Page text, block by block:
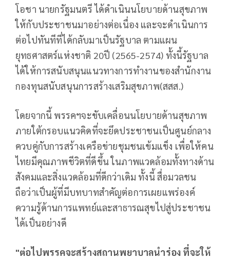
โอชา นายกรัฐมนตรี ได้ดำเนินนโยบายด้านสุขภาพ
ให้กับประชาชนมาอย่างต่อเนื่อง และจะดำเนินการ
ต่อไปทันทีที่ได้กลับมาเป็นรัฐบาล ตามแผน
ยุทธศาสตร์แห่งชาติ 20ปี (2565-2574) ทั้งนี้รัฐบาล
ได้ให้การสนับสนุนแนวทางการทำงานของสำนักงาน
กองทุนสนับสนุนการสร้างเสริมสุขภาพ(สสส.)
โดยจากนี้ พรรคฯจะขับเคลื่อนนโยบายด้านสุขภาพ
ภายใต้กรอบแนวคิดที่จะยึดประชาชนเป็นศูนย์กลาง
ควบคู่กับการสร้างเครือข่ายชุมชนเข้มแข็ง เพื่อให้คน
ไทยมีคุณภาพชีวิตที่ดีขึ้น ในภาพแวดล้อมทั้งทางด้าน
สังคมและสิ่งแวดล้อมที่ดีกว่าเดิม ทั้งนี้ สื่อมวลชน
ถือว่าเป็นผู้ที่มีบทบาทสำคัญต่อการเผยแพร่องค์
ความรู้ด้านการแพทย์และสาธารณสุขไปสู่ประชาชน
ได้เป็นอย่างดี
"ต่อไปพรรคจะสร้างสถานพยาบาลนำร่อง ที่จะให้